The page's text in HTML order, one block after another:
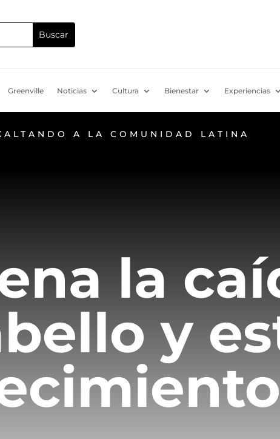
Greenville Noticias Cultura Bienestar Experiencias
A LA COMUNIDAD LATINA
la
y